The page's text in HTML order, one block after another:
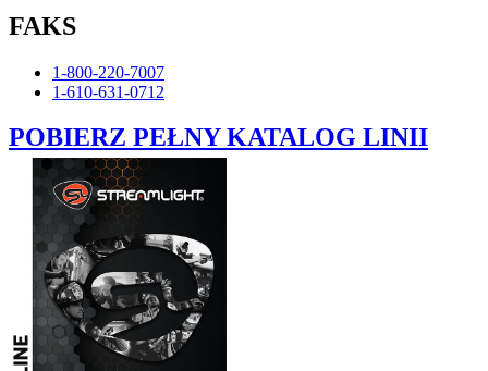
FAKS
1-800-220-7007
1-610-631-0712
POBIERZ PEŁNY KATALOG LINII